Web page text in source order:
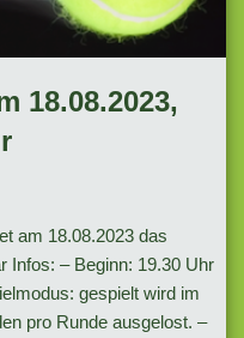
18.08.2023,
am 18.08.2023 das
Infos: – Beginn: 19.30 Uhr
gespielt wird im
pro Runde ausgelost. –